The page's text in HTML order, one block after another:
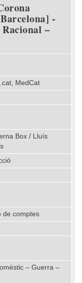
-
–
MedCat
Box / Lluís
de comptes
– Guerra –